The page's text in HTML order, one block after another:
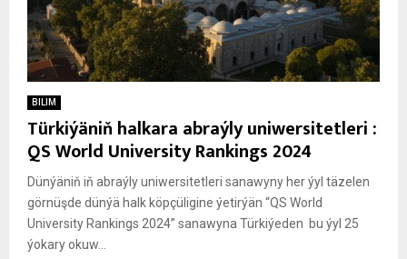
BILIM
Türkiýäniň halkara abraýly uniwersitetleri :
QS World University Rankings 2024
Dünýäniň iň abraýly uniwersitetleri sanawyny her ýyl täzelen
görnüşde dünýä halk köpçüligine ýetirýän “QS World
University Rankings 2024” sanawyna Türkiýeden bu ýyl 25
ýokary okuw...